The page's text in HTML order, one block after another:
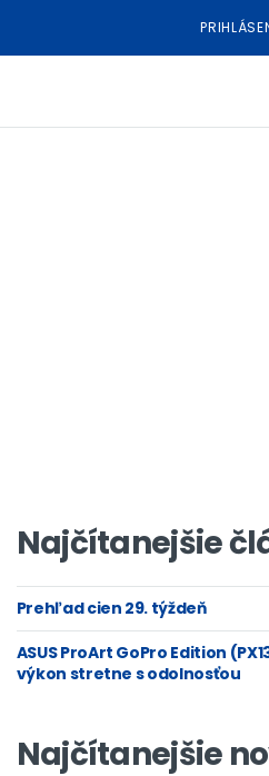
Najčítanejšie
Prehľad cien 29. týždeň
ASUS ProArt GoPro Edition
výkon stretne s odolnosťou
Najčítanejšie